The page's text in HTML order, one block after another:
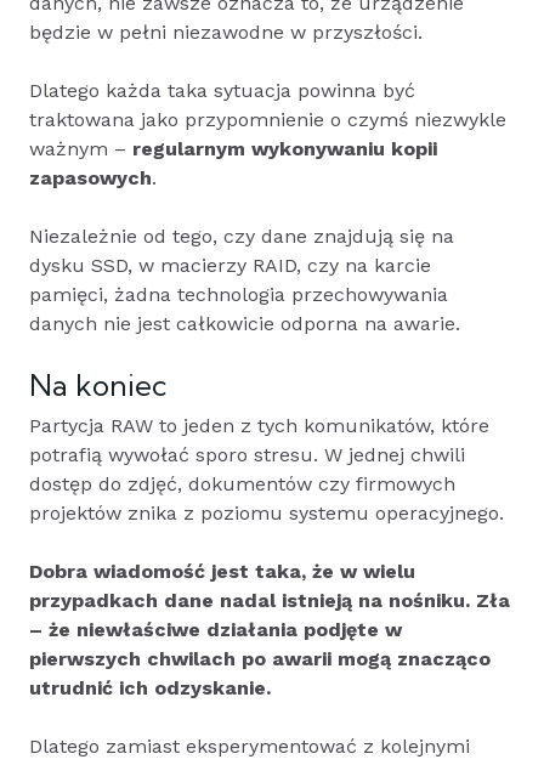
będzie w pełni niezawodne w przyszłości.
Dlatego każda taka sytuacja powinna być
traktowana jako przypomnienie o czymś niezwykle
ważnym – regularnym wykonywaniu kopii
zapasowych.
Niezależnie od tego, czy dane znajdują się na
dysku SSD, w macierzy RAID, czy na karcie
pamięci, żadna technologia przechowywania
danych nie jest całkowicie odporna na awarie.
Na koniec
Partycja RAW to jeden z tych komunikatów, które
potrafią wywołać sporo stresu. W jednej chwili
dostęp do zdjęć, dokumentów czy firmowych
projektów znika z poziomu systemu operacyjnego.
Dobra wiadomość jest taka, że w wielu
przypadkach dane nadal istnieją na nośniku. Zła
– że niewłaściwe działania podjęte w
pierwszych chwilach po awarii mogą znacząco
utrudnić ich odzyskanie.
Dlatego zamiast eksperymentować z kolejnymi